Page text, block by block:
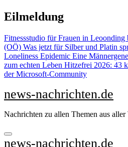
Zu
Inhalten
Eilmeldung
Fitnessstudio für Frauen in
(OÖ) Was jetzt für Silber und Platin
Loneliness Epidemic Eine
zum echten Leben Hitzefrei 2026: 43
der Microsoft-Community
news-nachrichten.de
Nachrichten zu allen Themen aus aller
news-nachrichten.de